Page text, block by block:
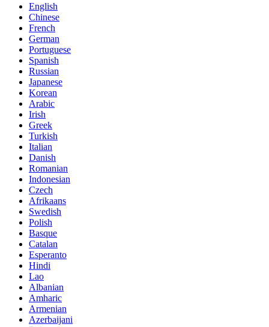
English
Chinese
French
German
Portuguese
Spanish
Russian
Japanese
Korean
Arabic
Irish
Greek
Turkish
Italian
Danish
Romanian
Indonesian
Czech
Afrikaans
Swedish
Polish
Basque
Catalan
Esperanto
Hindi
Lao
Albanian
Amharic
Armenian
Azerbaijani